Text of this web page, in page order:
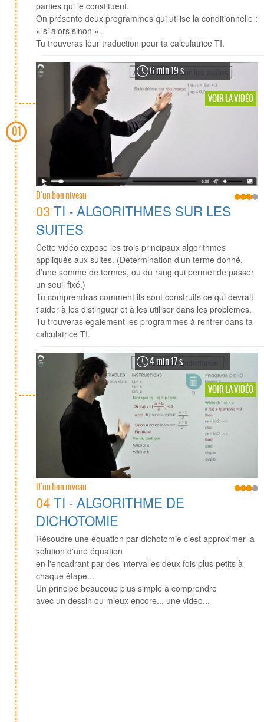
01
parties qui le constituent.
On présente deux programmes qui utilise la conditionnelle :
« si alors sinon ».
Tu trouveras leur traduction pour ta calculatrice TI.
6 min 19 s
VOIR LA VIDÉO
D'un bon niveau
03TI - ALGORITHMES SUR LES
SUITES
Cette vidéo expose les trois principaux algorithmes
appliqués aux suites. (Détermination d’un terme donné,
d’une somme de termes, ou du rang qui permet de passer
un seuil fixé.)
Tu comprendras comment ils sont construits ce qui devrait
t'aider à les distinguer et à les utiliser dans les problèmes.
Tu trouveras également les programmes à rentrer dans ta
calculatrice TI.
4 min 17 s
VOIR LA VIDÉO
D'un bon niveau
04TI - ALGORITHME DE
DICHOTOMIE
Résoudre une équation par dichotomie c'est approximer la
solution d'une équation
en l'encadrant par des intervalles deux fois plus petits à
chaque étape...
Un principe beaucoup plus simple à comprendre
avec un dessin ou mieux encore... une vidéo...